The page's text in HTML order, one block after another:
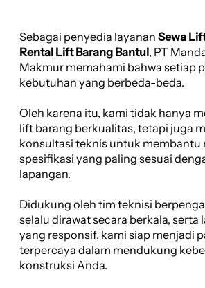
Sebagai penyedia layanan Sewa
Rental Lift Barang Bantul, PT
Makmur memahami bahwa setiap
kebutuhan yang berbeda-beda.
Oleh karena itu, kami tidak hanya
lift barang berkualitas, tetapi juga
konsultasi teknis untuk membantu
spesifikasi yang paling sesuai
lapangan.
Didukung oleh tim teknisi
selalu dirawat secara berkala, serta
yang responsif, kami siap menjadi
terpercaya dalam mendukung
konstruksi Anda.